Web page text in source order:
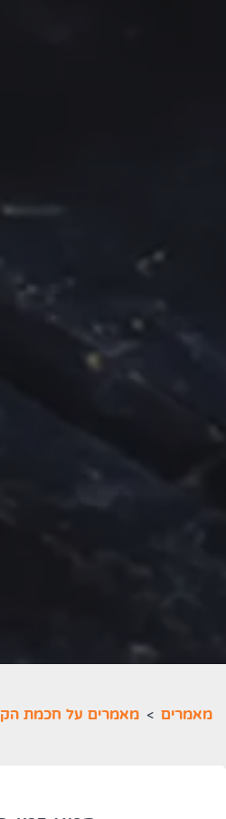
מאמרים > מאמרים על חכמת